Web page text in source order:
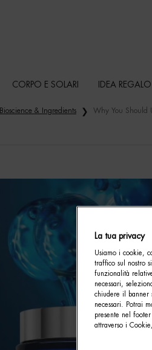
CORPO E SOLARI IDEA REGALO
Bioscience & Ingredients Why You Should
La tua privacy
Usiamo i cookie,
traffico sul nostro
funzionalità
necessari,
chiudere il banner
necessari. Potrai
presente nel
attraverso i